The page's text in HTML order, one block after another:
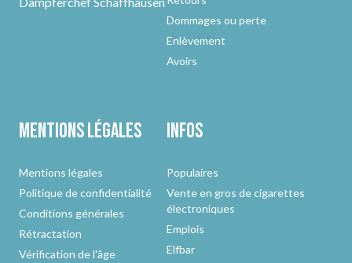
Dommages ou perte
Enlèvement
Avoirs
Mentions légales
Mentions légales
Politique de confidentialité
Conditions générales
Rétractation
Vérification de l'âge
Infos
Populaires
Vente en gros de cigarettes
électroniques
Emplois
Elfbar